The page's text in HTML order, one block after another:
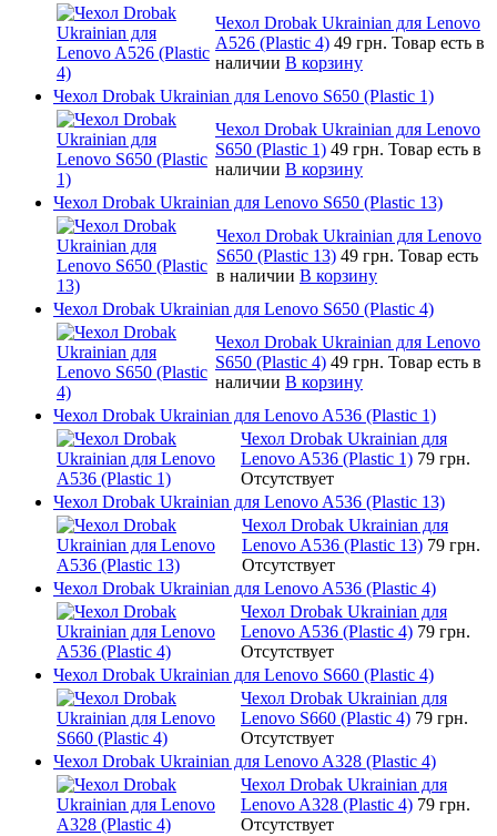
Чехол Drobak Ukrainian для Lenovo
A526 (Plastic 4) 49 грн. Товар есть в
наличии В корзину
Чехол Drobak Ukrainian для Lenovo S650 (Plastic 1)
Чехол Drobak Ukrainian для Lenovo
S650 (Plastic 1) 49 грн. Товар есть в
наличии В корзину
Чехол Drobak Ukrainian для Lenovo S650 (Plastic 13)
Чехол Drobak Ukrainian для Lenovo
S650 (Plastic 13) 49 грн. Товар есть
в наличии В корзину
Чехол Drobak Ukrainian для Lenovo S650 (Plastic 4)
Чехол Drobak Ukrainian для Lenovo
S650 (Plastic 4) 49 грн. Товар есть в
наличии В корзину
Чехол Drobak Ukrainian для Lenovo A536 (Plastic 1)
Чехол Drobak Ukrainian для
Lenovo A536 (Plastic 1) 79 грн.
Отсутствует
Чехол Drobak Ukrainian для Lenovo A536 (Plastic 13)
Чехол Drobak Ukrainian для
Lenovo A536 (Plastic 13) 79 грн.
Отсутствует
Чехол Drobak Ukrainian для Lenovo A536 (Plastic 4)
Чехол Drobak Ukrainian для
Lenovo A536 (Plastic 4) 79 грн.
Отсутствует
Чехол Drobak Ukrainian для Lenovo S660 (Plastic 4)
Чехол Drobak Ukrainian для
Lenovo S660 (Plastic 4) 79 грн.
Отсутствует
Чехол Drobak Ukrainian для Lenovo A328 (Plastic 4)
Чехол Drobak Ukrainian для
Lenovo A328 (Plastic 4) 79 грн.
Отсутствует